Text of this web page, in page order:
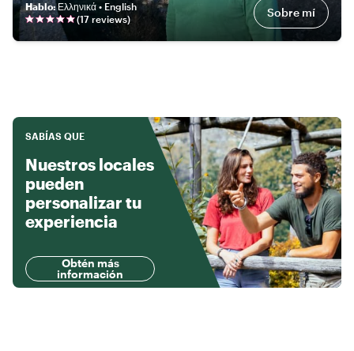
Hablo:Ελληνικά • English
(17 reviews) Sobre mí
SABÍAS QUE
Nuestros locales
pueden
personalizar tu
experiencia
Obtén más
información